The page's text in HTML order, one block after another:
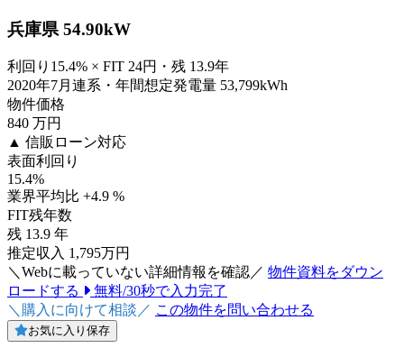
兵庫県 54.90kW
利回り15.4% × FIT 24円・残 13.9年
2020年7月連系・年間想定発電量 53,799kWh
物件価格
840 万円
▲ 信販ローン対応
表面利回り
15.4%
業界平均比 +4.9 %
FIT残年数
残 13.9 年
推定収入 1,795万円
＼Webに載っていない詳細情報を確認／ 物件資料をダウン
ロードする
無料/30秒で入力完了
＼購入に向けて相談／ この物件を問い合わせる
お気に入り保存